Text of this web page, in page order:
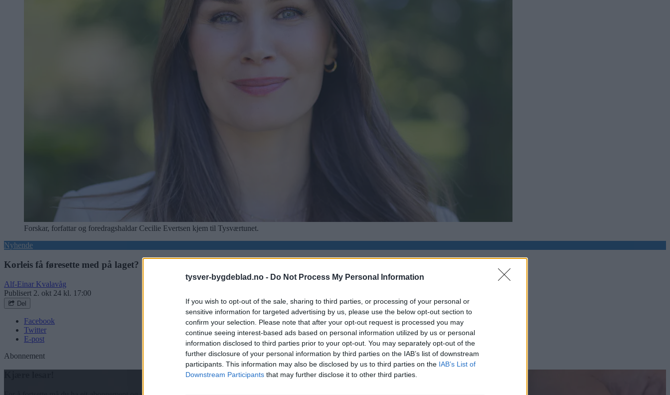
tysver-bygdeblad.no - Do Not Process My Personal Information
If you wish to opt-out of the sale, sharing to third parties, or processing of your personal or
sensitive information for targeted advertising by us, please use the below opt-out section to
confirm your selection. Please note that after your opt-out request is processed you may
continue seeing interest-based ads based on personal information utilized by us or personal
information disclosed to third parties prior to your opt-out. You may separately opt-out of the
further disclosure of your personal information by third parties on the IAB’s list of downstream
participants. This information may also be disclosed by us to third parties on the IAB’s List of
Downstream Participants that may further disclose it to other third parties.
Forskar, forfattar og foredragshaldar Cecilie Evertsen kjem til Tysværtunet.
Nyhende
Korleis få føresette med på laget?
Alf-Einar Kvalavåg
Publisert 2. okt 24 kl. 17:00
Del
Facebook
Twitter
E-post
Abonnement